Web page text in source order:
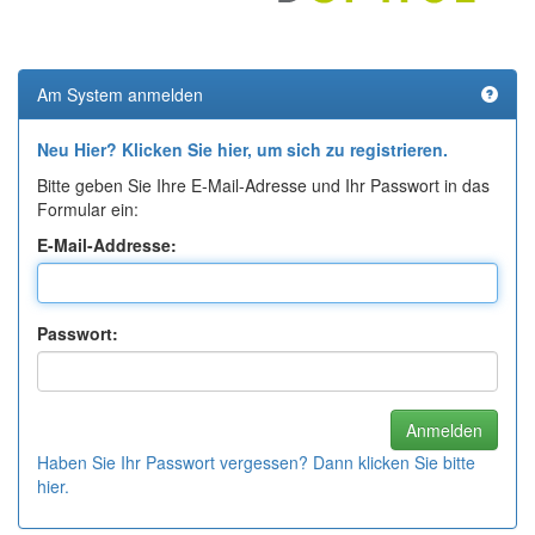
Am System anmelden
Neu Hier? Klicken Sie hier, um sich zu registrieren.
Bitte geben Sie Ihre E-Mail-Adresse und Ihr Passwort in das
Formular ein:
E-Mail-Addresse:
Passwort:
Haben Sie Ihr Passwort vergessen? Dann klicken Sie bitte
hier.